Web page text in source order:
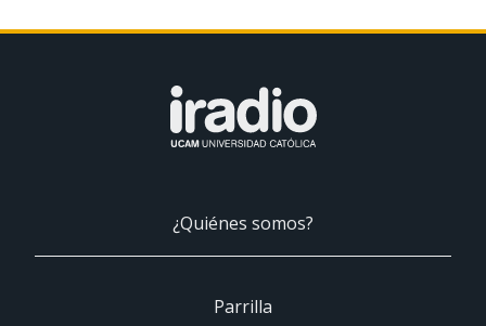
¿Quiénes somos?
Parrilla